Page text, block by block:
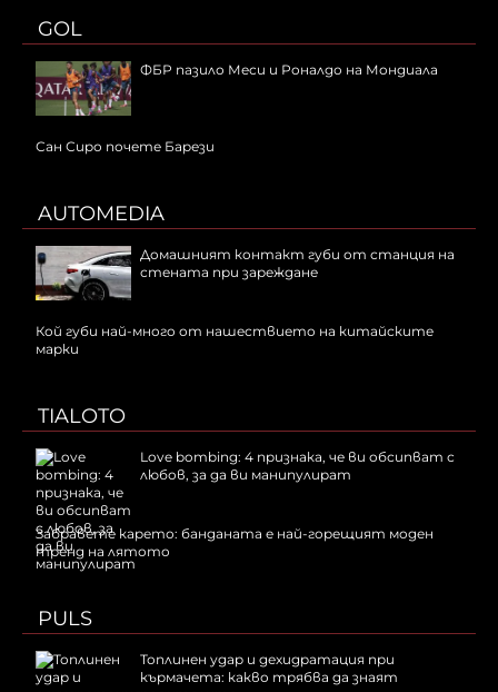
GOL
ФБР пазило Меси и Роналдо на Мондиала
Сан Сиро почете Барези
AUTOMEDIA
Домашният контакт губи от станция на
стената при зареждане
Кой губи най-много от нашествието на китайските
марки
TIALOTO
Love bombing: 4 признака, че ви обсипват с
любов, за да ви манипулират
Забравете карето: банданата е най-горещият моден
тренд на лятото
PULS
Топлинен удар и дехидратация при
кърмачета: какво трябва да знаят